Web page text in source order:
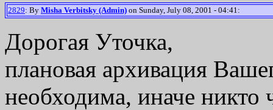
2829: By Misha Verbitsky (Admin) on Sunday, July 08, 2001 - 04:41:
Дорогая Уточка,
плановая архивация
необходима, иначе никто